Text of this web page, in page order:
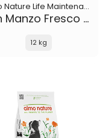
Almo Nature Life Maintenance
con Manzo Fresco M
12 kg